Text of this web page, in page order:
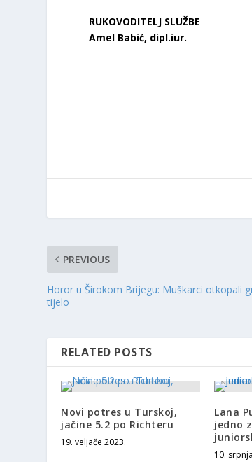
RUKOVODITELJ SLUŽBE
Amel Babić, dipl.iur.
PREVIOUS
Horor u Širokom Brijegu: Muškarci otkopali
tijelo
RELATED POSTS
Novi potres u Turskoj,
jačine 5.2 po Richteru
19. veljače 2023.
Lana
jedno
10.